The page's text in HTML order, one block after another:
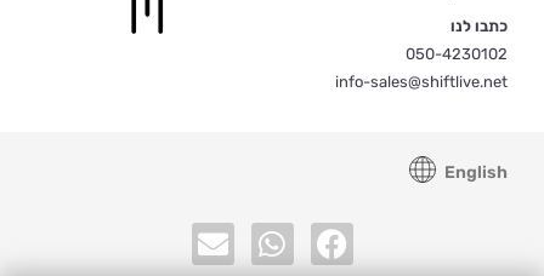
כתבו לנו
050-4230102
info-sales@shiftlive.net
English